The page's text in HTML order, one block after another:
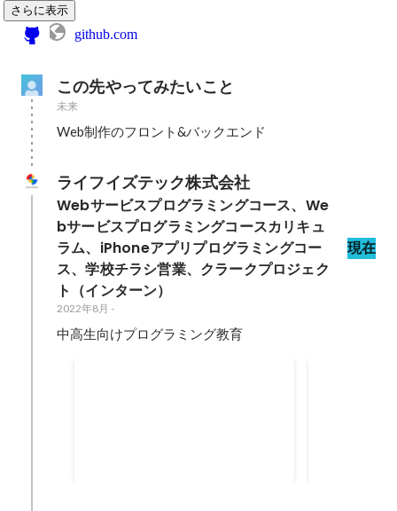
さらに表示
github.com
この先やってみたいこと
未来
ライフイズテック株式会社
Webサービスプログラミングコース、We
bサービスプログラミングコースカリキュ
ラム、iPhoneアプリプログラミングコー
ス、学校チラシ営業、クラークプロジェク
ト（インターン）
現在
2022年8月 -
中高生向けプログラミング教育